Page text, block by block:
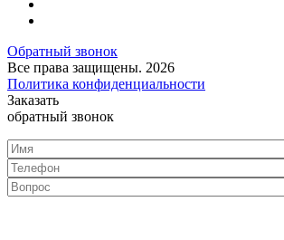
Обратный звонок
Все права защищены. 2026
Политика конфиденциальности
Заказать
обратный звонок